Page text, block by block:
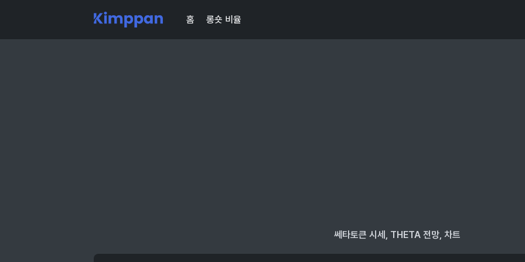
홈 롱숏 비율
쎄타토큰 시세, THETA 전망, 차트